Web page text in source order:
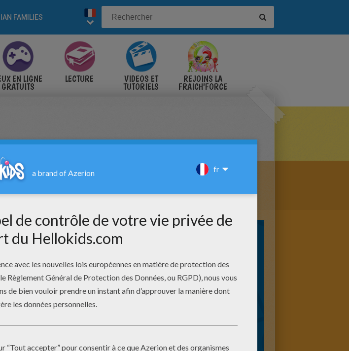
FAMILIES
EN LIGNE
GRATUITS
LECTURE VIDÉOS ET
TUTORIELS
REJOINS LA
FRAICH'FORCE